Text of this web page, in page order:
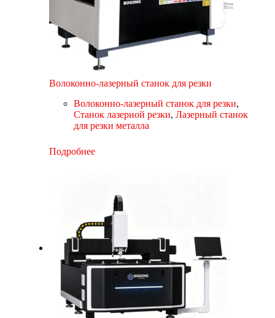
Волоконно-лазерный станок для резки
Волоконно-лазерный станок для резки,
Станок лазерной резки,Лазерный станок
для резки металла
Подробнее